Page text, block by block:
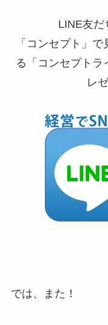
LINE友だ
「コンセプト」
る「コンセプトラ
レ
では、また！